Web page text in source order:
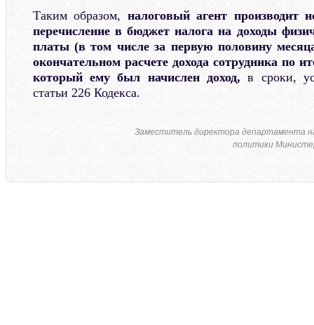
Таким образом, налоговый агент производит
перечисление в бюджет налога на доходы
платы (в том числе за первую половину
окончательном расчете дохода сотрудника по
который ему был начислен доход, в сроки,
статьи 226 Кодекса.
Заместитель директора департамента
политики